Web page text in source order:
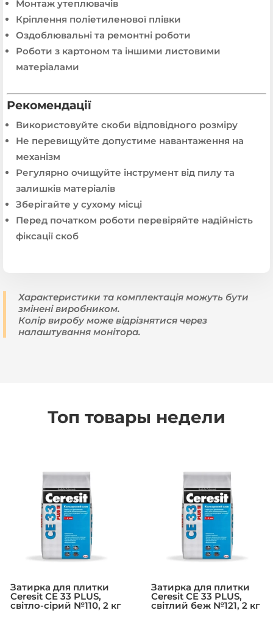
Монтаж утеплювачів
Кріплення поліетиленової плівки
Оздоблювальні та ремонтні роботи
Роботи з картоном та іншими листовими
матеріалами
Рекомендації
Використовуйте скоби відповідного розміру
Не перевищуйте допустиме навантаження на
механізм
Регулярно очищуйте інструмент від пилу та
залишків матеріалів
Зберігайте у сухому місці
Перед початком роботи перевіряйте надійність
фіксації скоб
Характеристики та комплектація можуть бути
змінені виробником.
Колір виробу може відрізнятися через
налаштування монітора.
Топ товары недели
Затирка для плитки
Ceresit CE 33 PLUS,
світло-сірий №110, 2 кг
Затирка для плитки
Ceresit CE 33 PLUS,
світлий беж №121, 2 кг